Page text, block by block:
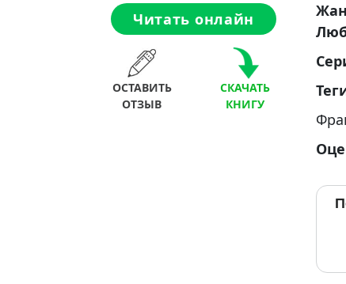
Читать онлайн
ОСТАВИТЬ
ОТЗЫВ
СКАЧАТЬ
КНИГУ